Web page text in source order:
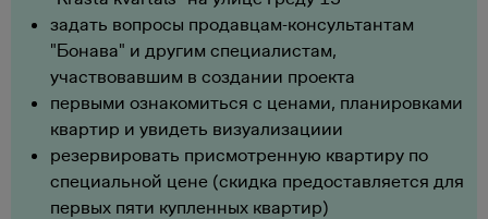
задать вопросы продавцам-консультантам
"Бонава" и другим специалистам,
участвовавшим в создании проекта
первыми ознакомиться с ценами, планировками
квартир и увидеть визуализациии
резервировать присмотренную квартиру по
специальной цене (скидка предоставляется для
первых пяти купленных квартир)